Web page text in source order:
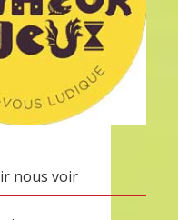
nous voir